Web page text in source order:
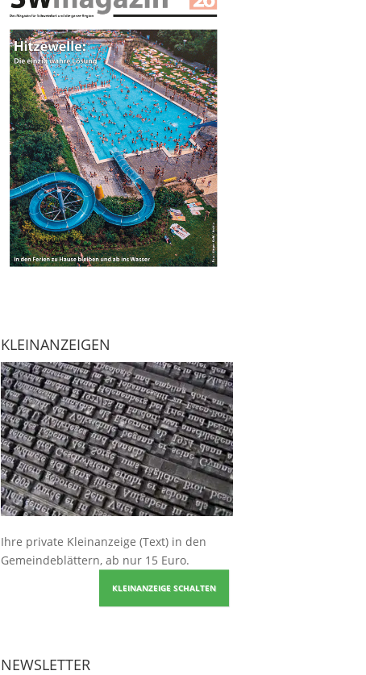
KLEINANZEIGEN
Ihre private Kleinanzeige (Text) in den
Gemeindeblättern, ab nur 15 Euro.
KLEINANZEIGE SCHALTEN
NEWSLETTER